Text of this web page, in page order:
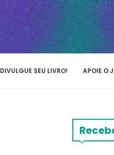
DIVULGUE SEU LIVRO! APOIE O